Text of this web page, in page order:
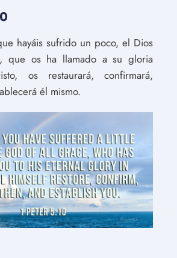
hayáis sufrido un poco, el Dios
que os ha llamado a su gloria
os restaurará, confirmará,
él mismo.